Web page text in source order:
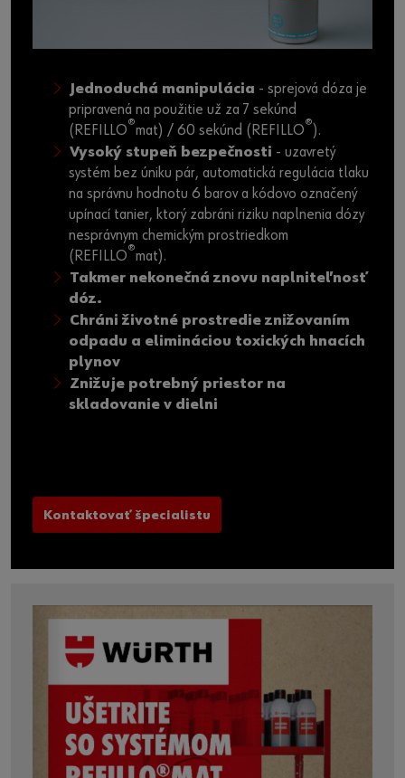
Jednoduchá manipulácia - sprejová dóza je
pripravená na použitie už za 7 sekúnd
(REFILLO®mat) / 60 sekúnd (REFILLO®).
Vysoký stupeň bezpečnosti - uzavretý
systém bez úniku pár, automatická regulácia tlaku
na správnu hodnotu 6 barov a kódovo označený
upínací tanier, ktorý zabráni riziku naplnenia dózy
nesprávnym chemickým prostriedkom
(REFILLO®mat).
Takmer nekonečná znovu naplniteľnosť
dóz.
Chráni životné prostredie znižovaním
odpadu a elimináciou toxických hnacích
plynov
Znižuje potrebný priestor na
skladovanie v dielni
Kontaktovať špecialistu